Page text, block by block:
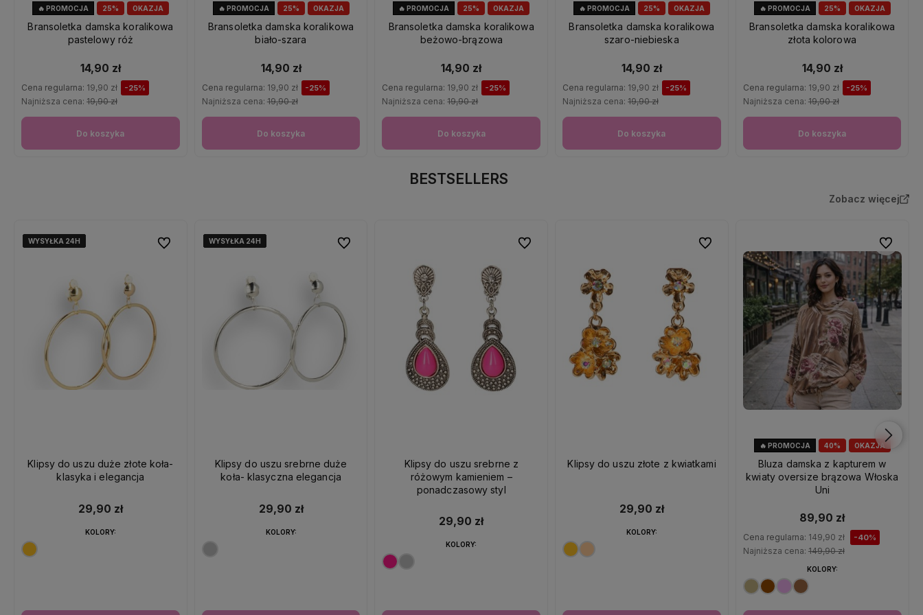
25% OKAZJA
🔥 PROMOCJA
Bransoletka damska koralikowa
pastelowy róż
14,90 zł
Cena regularna: 19,90 zł -25%
Najniższa cena:19,90 zł
Do koszyka
25% OKAZJA
🔥 PROMOCJA
Bransoletka damska koralikowa
biało-szara
14,90 zł
Cena regularna: 19,90 zł -25%
Najniższa cena: 19,90 zł
Do koszyka
25% OKAZJA
🔥 PROMOCJA
Bransoletka damska koralikowa
beżowo-brązowa
14,90 zł
Cena regularna: 19,90 zł -25%
Najniższa cena:19,90 zł
Do koszyka
25% OKAZJA
🔥 PROMOCJA
Bransoletka damska koralikowa
szaro-niebieska
14,90 zł
Cena regularna: 19,90 zł -25%
Najniższa cena:19,90 zł
Do koszyka
25% OKAZJA
🔥 PROMOCJA
Bransoletka damska koralikowa
złota kolorowa
14,90 zł
Cena regularna: 19,90 zł -25%
Najniższa cena: 19,90 zł
Do koszyka
BESTSELLERS
Zobacz więcej
WYSYŁKA 24H
WYSYŁKA 24H
WYSYŁKA 24H
WYSYŁKA 24H
WYSYŁKA 24H
Klipsy do uszu duże złote koła-
klasyka i elegancja
29,90 zł
KOLORY:
Do ulubionychWYSYŁKA 24H
WYSYŁKA 24H
WYSYŁKA 24H
WYSYŁKA 24H
WYSYŁKA 24H
Klipsy do uszu srebrne duże
koła- klasyczna elegancja
29,90 zł
KOLORY:
Do ulubionych
Klipsy do uszu srebrne z
różowym kamieniem –
ponadczasowy styl
29,90 zł
KOLORY:
Do ulubionych
Klipsy do uszu złote z kwiatkami
29,90 zł
KOLORY:
Do ulubionych
40% OKAZJA
🔥 PROMOCJA
Bluza damska z kapturem w
kwiaty oversize brązowa Włoska
Uni
89,90 zł
Cena regularna: 149,90 zł -40%
Najniższa cena: 149,90 zł
KOLORY:
Do